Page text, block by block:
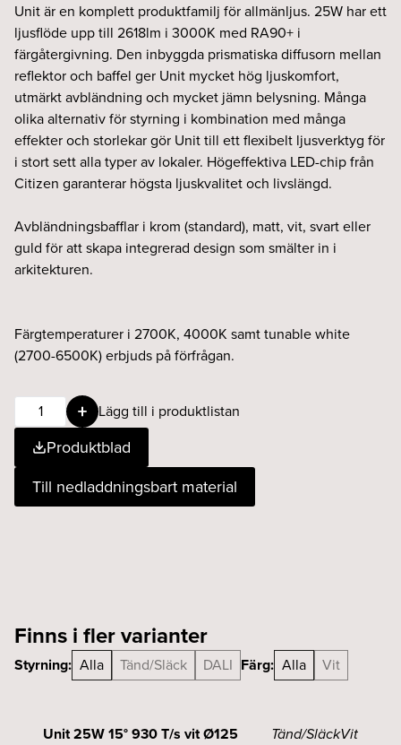
Unit är en komplett produktfamilj för allmänljus. 25W har ett
ljusflöde upp till 2618lm i 3000K med RA90+ i
färgåtergivning. Den inbyggda prismatiska diffusorn mellan
reflektor och baffel ger Unit mycket hög ljuskomfort,
utmärkt avbländning och mycket jämn belysning. Många
olika alternativ för styrning i kombination med många
effekter och storlekar gör Unit till ett flexibelt ljusverktyg för
i stort sett alla typer av lokaler. Högeffektiva LED-chip från
Citizen garanterar högsta ljuskvalitet och livslängd.
Avbländningsbafflar i krom (standard), matt, vit, svart eller
guld för att skapa integrerad design som smälter in i
arkitekturen.
Färgtemperaturer i 2700K, 4000K samt tunable white
(2700-6500K) erbjuds på förfrågan.
Unit
25W
50°
930
DALI
vit
Lägg till i produktlistan
Produktblad
Till nedladdningsbart material
Finns i fler varianter
Styrning: Alla Tänd/Släck DALI Färg: Alla Vit
Unit 25W 15° 930 T/s vit Ø125 Tänd/SläckVit